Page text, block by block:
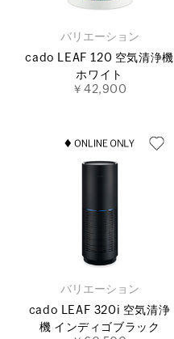
バリエーション
cado LEAF 120 空気清浄機
ホワイト
￥42,900
バリエーション
cado LEAF 320i 空気清浄
機 インディゴブラック